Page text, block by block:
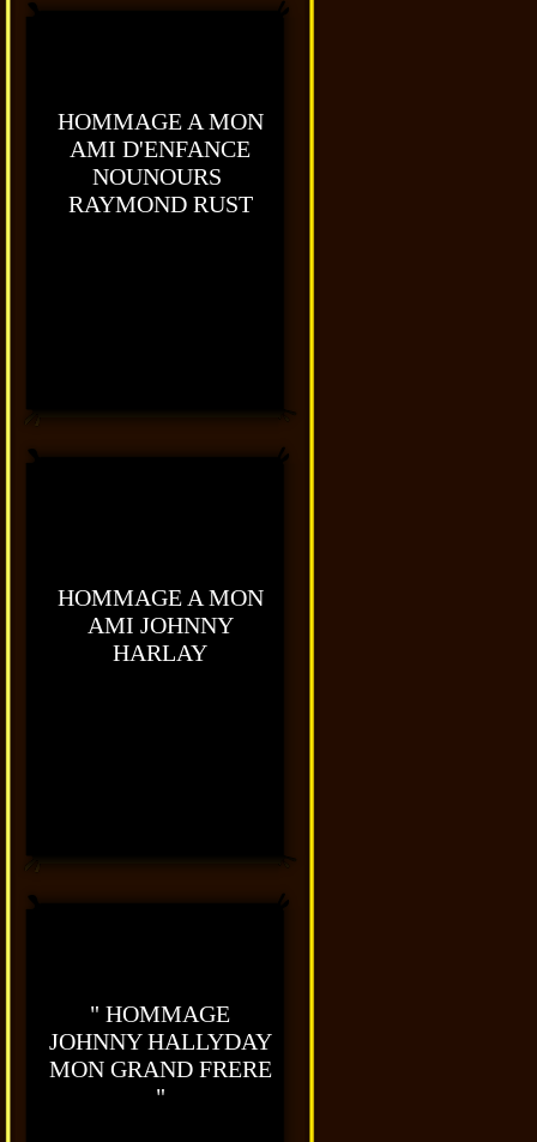
HOMMAGE A MON
AMI D'ENFANCE
NOUNOURS
RAYMOND RUST
HOMMAGE A MON
AMI JOHNNY
HARLAY
" HOMMAGE
JOHNNY HALLYDAY
MON GRAND FRERE
"